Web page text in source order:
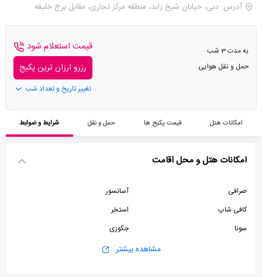
آدرس: دبی، خیابان شیخ زاید، منطقه مرکز تجاری، مقابل برج خلیفه
به مدت 3 شب
حمل و نقل هوایی
قیمت استعلام شود
رزرو ارزان ترین پکیج
تغییر تاریخ و تعداد شب
امکانات هتل قیمت پکیج ها حمل و نقل شرایط و ضوابط
امکانات هتل و محل اقامت
صرافی
آسانسور
کافی شاپ
استخر
سونا
جکوزی
پارکینگ رایگانمشاهده بیشتر